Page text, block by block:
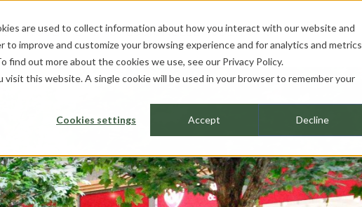
are used to collect information about how you interact with our website and
improve and customize your browsing experience and for analytics and metrics
find out more about the cookies we use, see our Privacy Policy.
this website. A single cookie will be used in your browser to remember your
Cookies settings Accept Decline
PROJEKTE PROFESSIONELLE ÜBER UNS